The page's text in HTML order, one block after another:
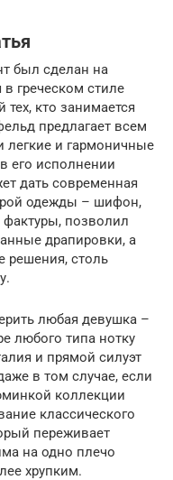
был сделан на
греческом стиле
кто занимается
предлагает всем
легкие и гармоничные
его исполнении
дать современная
одежды – шифон,
позволил
драпировки, а
решения, столь
любая девушка –
любого типа нотку
и прямой силуэт
в том случае, если
коллекции
классического
переживает
на одно плечо
хрупким.